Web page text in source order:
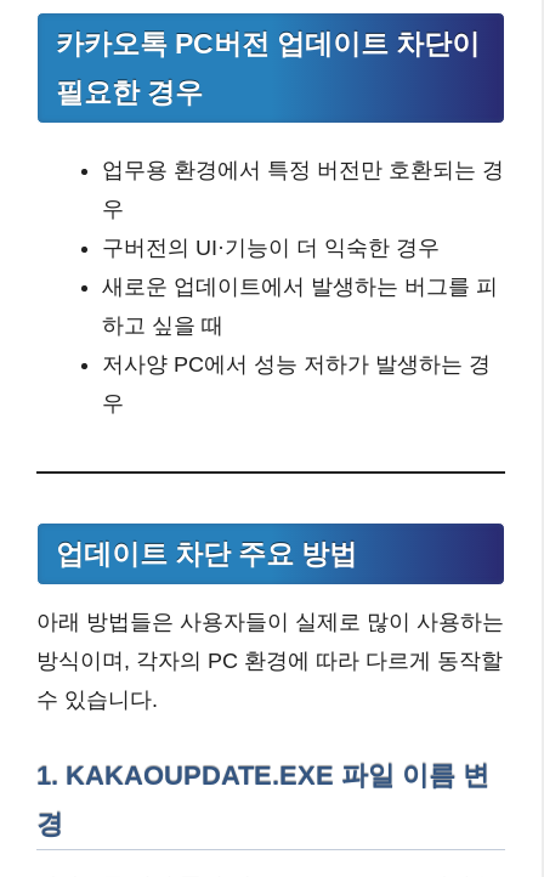
카카오톡 PC버전 업데이트 차단이
필요한 경우
업무용 환경에서 특정 버전만 호환되는 경
우
구버전의 UI·기능이 더 익숙한 경우
새로운 업데이트에서 발생하는 버그를 피
하고 싶을 때
저사양 PC에서 성능 저하가 발생하는 경
우
업데이트 차단 주요 방법
아래 방법들은 사용자들이 실제로 많이 사용하는
방식이며, 각자의 PC 환경에 따라 다르게 동작할
수 있습니다.
1. KAKAOUPDATE.EXE 파일 이름 변
경